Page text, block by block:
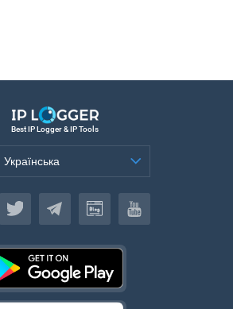
Best IP Logger & IP Tools
Українська
Українська